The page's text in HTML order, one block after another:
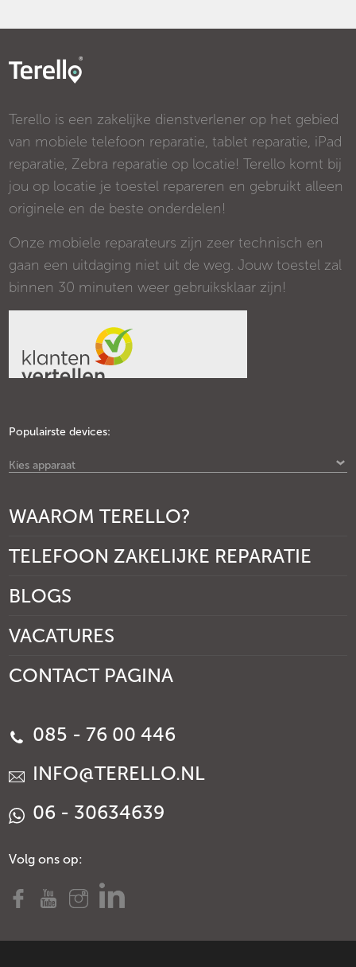
Terello is een zakelijke dienstverlener op het gebied
van mobiele telefoon reparatie, tablet reparatie, iPad
reparatie, Zebra reparatie op locatie! Terello komt bij
jou op locatie je toestel repareren en gebruikt alleen
originele en de beste onderdelen!
Onze mobiele reparateurs zijn zeer technisch en
gaan een uitdaging niet uit de weg. Jouw toestel zal
binnen 30 minuten weer gebruiksklaar zijn!
Populairste devices:
Kies apparaat
WAAROM TERELLO?
TELEFOON ZAKELIJKE REPARATIE
BLOGS
VACATURES
CONTACT PAGINA
085 - 76 00 446
INFO@TERELLO.NL
06 - 30634639
Volg ons op: